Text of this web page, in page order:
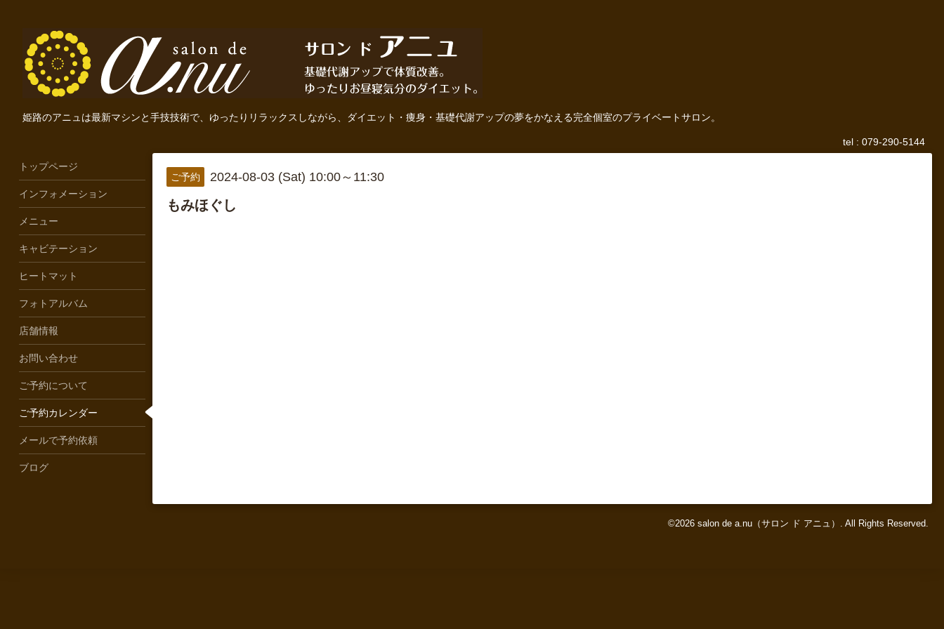
姫路のアニュは最新マシンと手技技術で、ゆったりリラックスしながら、ダイエット・痩身・基礎代謝アップの夢をかなえる完全個室のプライベートサロン。
tel : 079-290-5144
ご予約 2024-08-03 (Sat) 10:00～11:30
もみほぐし
©2026 salon de a.nu（サロン ド アニュ） . All Rights Reserved.
トップページ
インフォメーション
メニュー
キャビテーション
ヒートマット
フォトアルバム
店舗情報
お問い合わせ
ご予約について
ご予約カレンダー
メールで予約依頼
ブログ